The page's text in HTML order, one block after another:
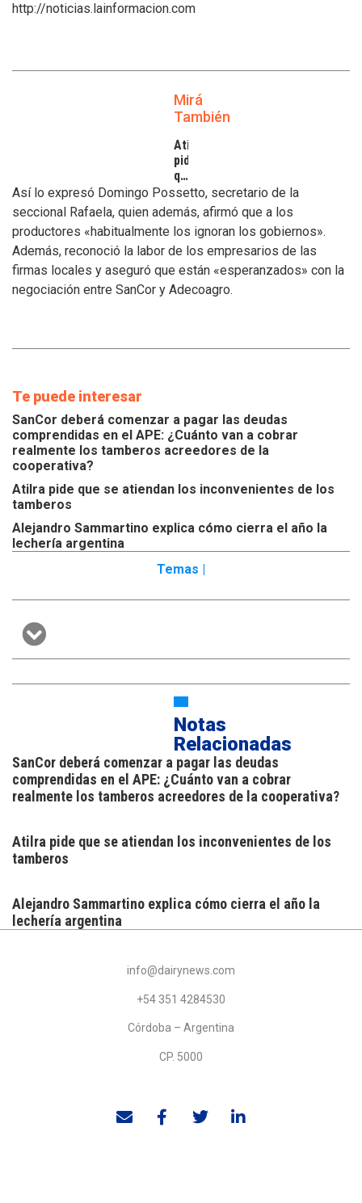
http://noticias.lainformacion.com
Mirá
También
Atilra
pide
que
se
atiendan
inconvenientes
de
los
tamberos
Así lo expresó Domingo Possetto, secretario de la
seccional Rafaela, quien además, afirmó que a los
productores «habitualmente los ignoran los gobiernos».
Además, reconoció la labor de los empresarios de las
firmas locales y aseguró que están «esperanzados» con la
negociación entre SanCor y Adecoagro.
Te puede interesar
SanCor deberá comenzar a pagar las deudas
comprendidas en el APE: ¿Cuánto van a cobrar
realmente los tamberos acreedores de la
cooperativa?
Atilra pide que se atiendan los inconvenientes de los
tamberos
Alejandro Sammartino explica cómo cierra el año la
lechería argentina
Temas |
Notas
Relacionadas
SanCor deberá comenzar a pagar las deudas
comprendidas en el APE: ¿Cuánto van a cobrar
realmente los tamberos acreedores de la cooperativa?
Atilra pide que se atiendan los inconvenientes de los
tamberos
Alejandro Sammartino explica cómo cierra el año la
lechería argentina
info@dairynews.com
+54 351 4284530
Córdoba – Argentina
CP. 5000